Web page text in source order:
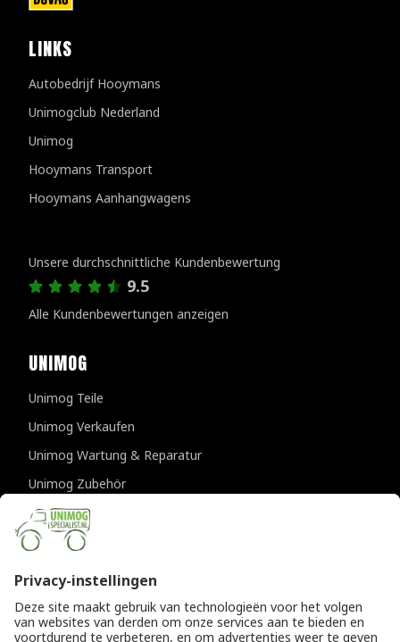
LINKS
Autobedrijf Hooymans
Unimogclub Nederland
Unimog
Hooymans Transport
Hooymans Aanhangwagens
Unsere durchschnittliche Kundenbewertung
9.5
Alle Kundenbewertungen anzeigen
UNIMOG
Unimog Teile
Unimog Verkaufen
Unimog Wartung & Reparatur
Unimog Zubehör
Unimog APK-prufungen
KONTAKTDATEN
Provincialeweg 94-98
Die Niederlande